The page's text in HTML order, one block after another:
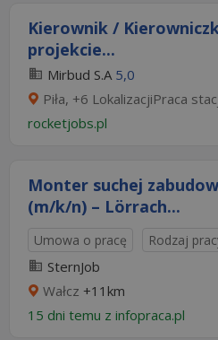
Kierownik /
projekcie...
Mirbud S.A 5,0
Piła, +6 LokalizacjiPraca
rocketjobs.pl
Monter suchej
(m/k/n) – Lörrach...
Umowa o pracę Rodzaj
SternJob
Wałcz +11km
15 dni temu z infopraca.pl